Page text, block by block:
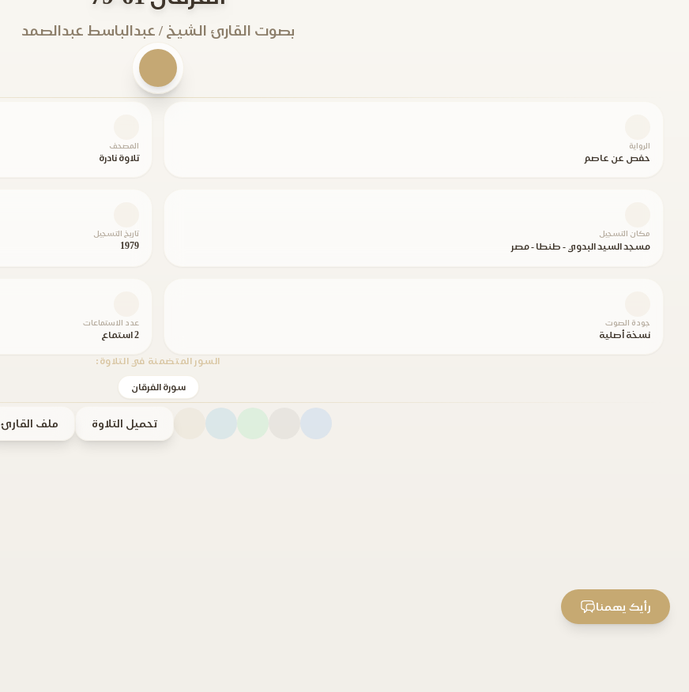
بصوت القارئ الشيخ / عبدالباسط عبدالصمد
الرواية
حفص عن عاصم
المصحف
تلاوة نادرة
مكان التسجيل
مسجد السيد البدوي - طنطا - مصر
تاريخ التسجيل
1979
جودة الصوت
نسخة أصلية
عدد الاستماعات
2 استماع
السور المتضمنة في التلاوة:
سورة الفرقان
تحميل التلاوة ملف القارئ
رأيك يهمنا